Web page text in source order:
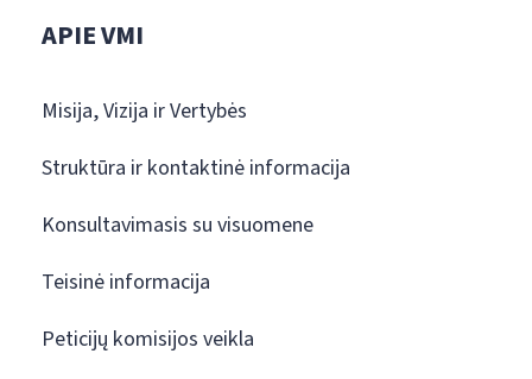
APIE VMI
Misija, Vizija ir Vertybės
Struktūra ir kontaktinė informacija
Konsultavimasis su visuomene
Teisinė informacija
Peticijų komisijos veikla